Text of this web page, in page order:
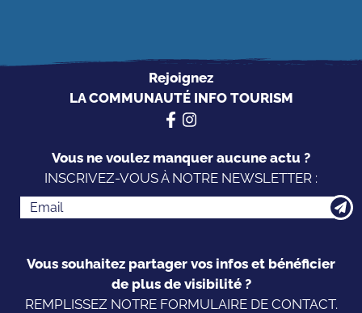
Rejoignez
LA COMMUNAUTÉ INFO TOURISM
Vous ne voulez manquer aucune actu ?
INSCRIVEZ-VOUS À NOTRE NEWSLETTER :
Vous souhaitez partager vos infos et bénéficier
de plus de visibilité ?
REMPLISSEZ NOTRE FORMULAIRE DE CONTACT.